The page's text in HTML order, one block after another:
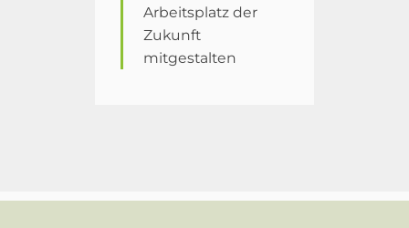
Arbeitsplatz der
Zukunft
mitgestalten